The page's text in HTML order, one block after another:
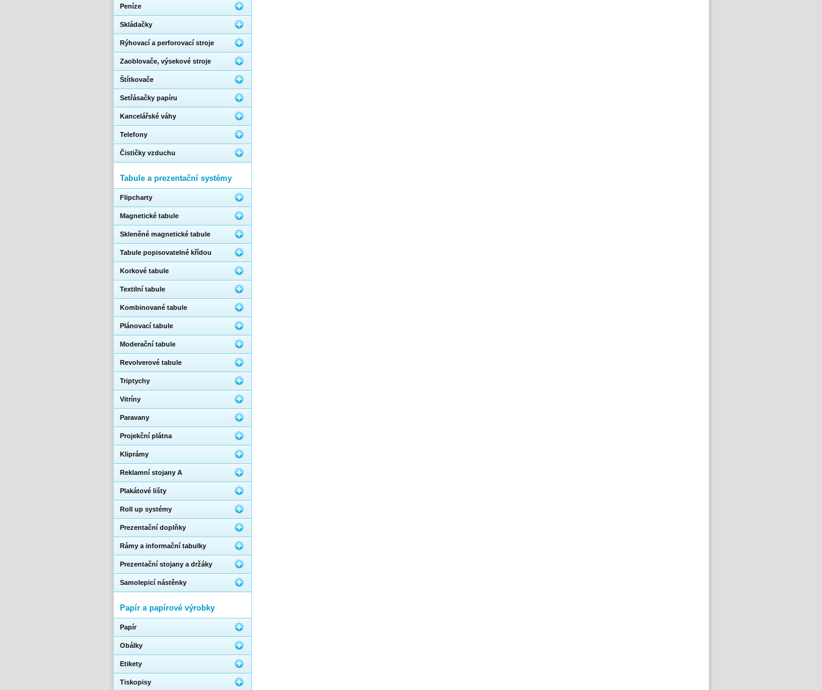
Peníze
Skládačky
Rýhovací a perforovací stroje
Zaoblovače, výsekové stroje
Štítkovače
Setřásačky papíru
Kancelářské váhy
Telefony
Čističky vzduchu
Tabule a prezentační systémy
Flipcharty
Magnetické tabule
Skleněné magnetické tabule
Tabule popisovatelné křídou
Korkové tabule
Textilní tabule
Kombinované tabule
Plánovací tabule
Moderační tabule
Revolverové tabule
Triptychy
Vitríny
Paravany
Projekční plátna
Kliprámy
Reklamní stojany A
Plakátové lišty
Roll up systémy
Prezentační doplňky
Rámy a informační tabulky
Prezentační stojany a držáky
Samolepicí nástěnky
Papír a papírové výrobky
Papír
Obálky
Etikety
Tiskopisy